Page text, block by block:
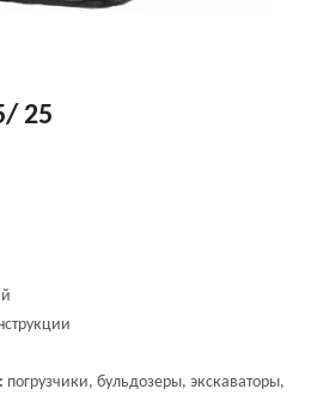
25
погрузчики, бульдозеры, экскаваторы,